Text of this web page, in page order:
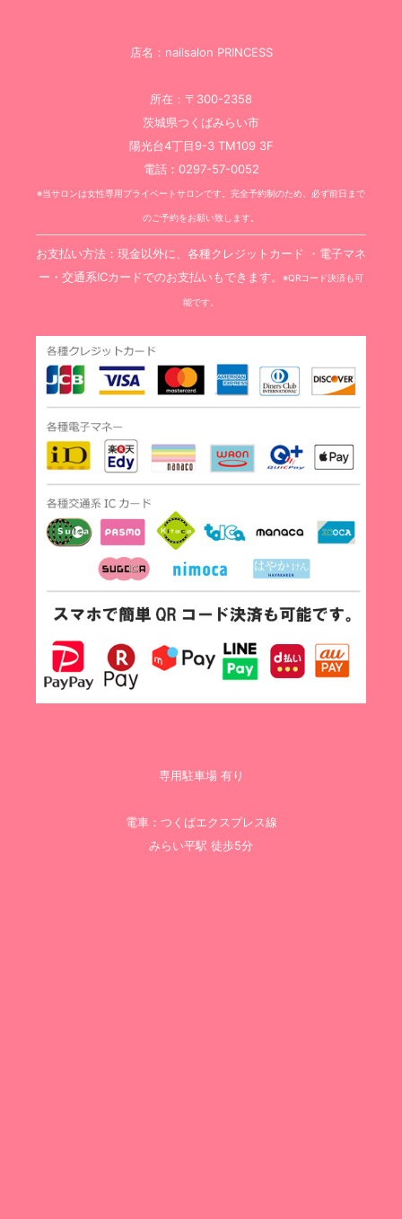
店名：nailsalon PRINCESS
所在：〒300-2358
茨城県つくばみらい市
陽光台4丁目9-3 TM109 3F
電話：0297-57-0052
※当サロンは女性専用プライベートサロンです。完全予約制のため、必ず前日まで
のご予約をお願い致します。
お支払い方法：現金以外に、各種クレジットカード ・電子マネ
ー・交通系ICカードでのお支払いもできます。
※QRコード決済も可
能です。
専用駐車場 有り
電車：つくばエクスプレス線
みらい平駅 徒歩5分